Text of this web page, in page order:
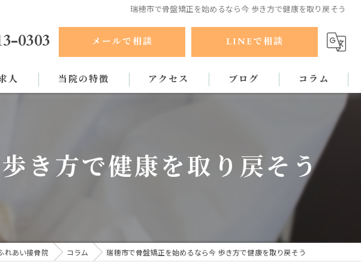
瑞穂市で骨盤矯正を始めるなら今 歩き方で健康を取り戻そう
0303 メールで相談 LINEで相談
人 当院の特徴
姿勢矯正
アクセス ブログ コラム
き方で健康を取り戻そう
れあい接骨院 コラム 瑞穂市で骨盤矯正を始めるなら今 歩き方で健康を取り戻そう